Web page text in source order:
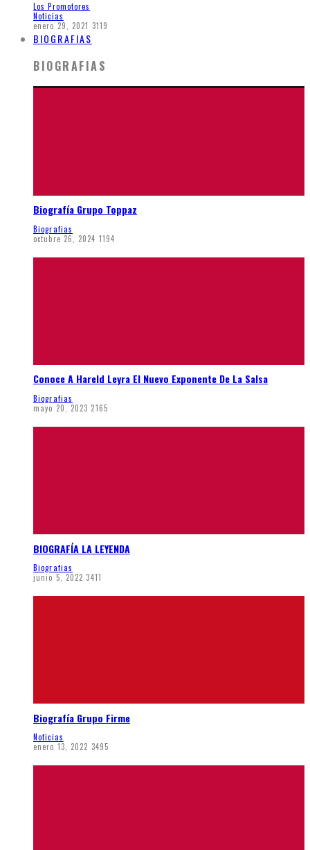
Los Promotores
Noticias
enero 29, 2021 3119
BIOGRAFIAS
BIOGRAFIAS
Biografía Grupo Toppaz
Biografias
octubre 26, 2024 1194
Conoce A Hareld Leyra El Nuevo Exponente De La Salsa
Biografias
mayo 20, 2023 2165
BIOGRAFÍA LA LEYENDA
Biografias
junio 5, 2022 3411
Biografía Grupo Firme
Noticias
enero 13, 2022 3495